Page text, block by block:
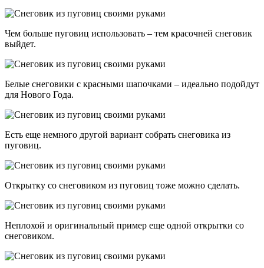
Чем больше пуговиц использовать – тем красочней снеговик
выйдет.
Белые снеговики с красными шапочками – идеально подойдут
для Нового Года.
Есть еще немного другой вариант собрать снеговика из
пуговиц.
Открытку со снеговиком из пуговиц тоже можно сделать.
Неплохой и оригинальный пример еще одной открытки со
снеговиком.